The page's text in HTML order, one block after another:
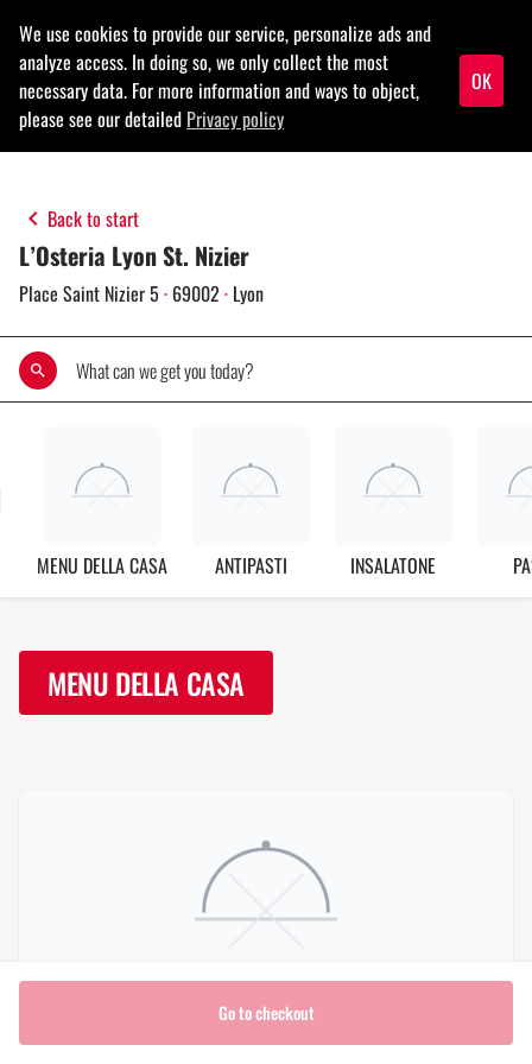
menu
keyboard_arrow_left Back to start
L’Osteria Lyon St. Nizier
Place Saint Nizier 5 · 69002 · Lyon
search
MENU DELLA CASA ANTIPASTI INSALATONE
MENU DELLA CASA
Go to checkout